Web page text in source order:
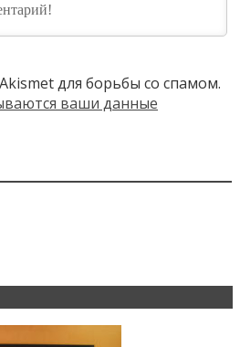
для борьбы со спамом.
ваши данные